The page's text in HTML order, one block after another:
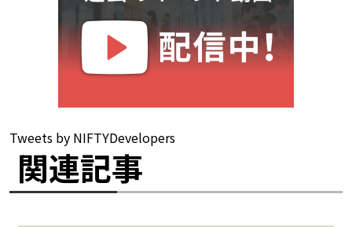
Tweets by NIFTYDevelopers
関連記事